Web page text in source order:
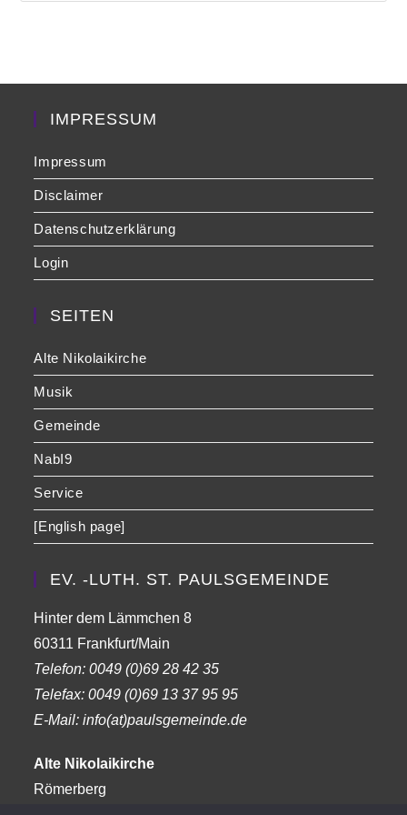
IMPRESSUM
Impressum
Disclaimer
Datenschutzerklärung
Login
SEITEN
Alte Nikolaikirche
Musik
Gemeinde
NabI9
Service
[English page]
EV. -LUTH. ST. PAULSGEMEINDE
Hinter dem Lämmchen 8
60311 Frankfurt/Main
Telefon:0049 (0)69 28 42 35
Telefax:0049 (0)69 13 37 95 95
E-Mail: info(at)paulsgemeinde.de
Alte Nikolaikirche
Römerberg